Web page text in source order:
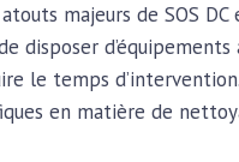
majeurs de SOS
disposer
le temps
en matière de